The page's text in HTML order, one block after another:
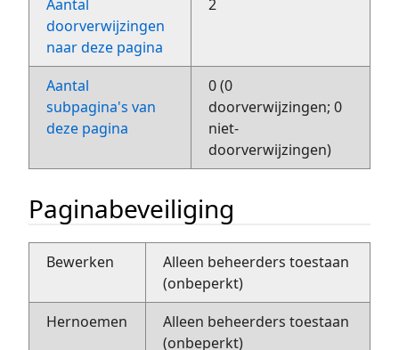
Aantal
doorverwijzingen
naar deze pagina
2
Aantal
subpagina's van
deze pagina
0 (0
doorverwijzingen; 0
niet-
doorverwijzingen)
Paginabeveiliging
Bewerken
Alleen beheerders toestaan
(onbeperkt)
Hernoemen
Alleen beheerders toestaan
(onbeperkt)